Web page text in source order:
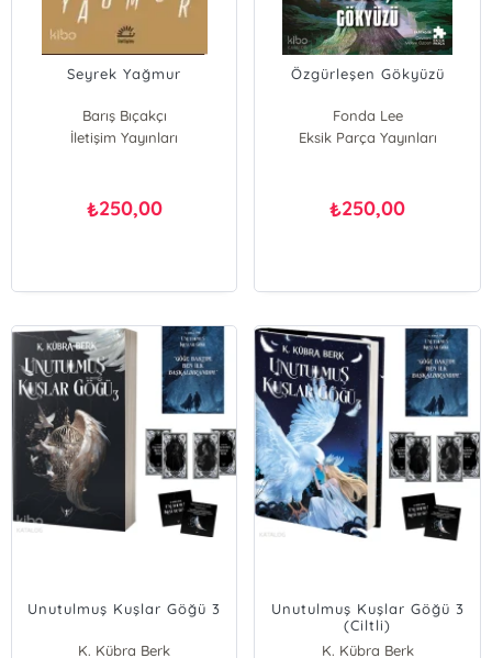
Seyrek Yağmur
Barış Bıçakçı
İletişim Yayınları
₺250,00
Özgürleşen Gökyüzü
Fonda Lee
Eksik Parça Yayınları
₺250,00
Unutulmuş Kuşlar Göğü 3
K. Kübra Berk
Unutulmuş Kuşlar Göğü 3
(Ciltli)
K. Kübra Berk